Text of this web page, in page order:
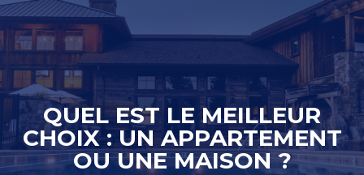
QUEL EST LE MEILLEUR
CHOIX : UN APPARTEMENT
OU UNE MAISON ?